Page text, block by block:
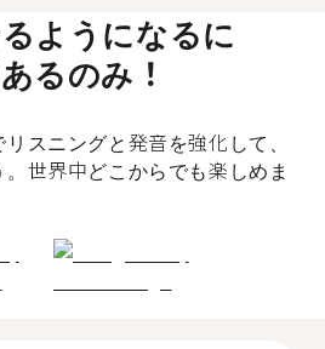
ようになるに
るのみ！
スニングと発音を強化して、
世界中どこからでも楽しめま